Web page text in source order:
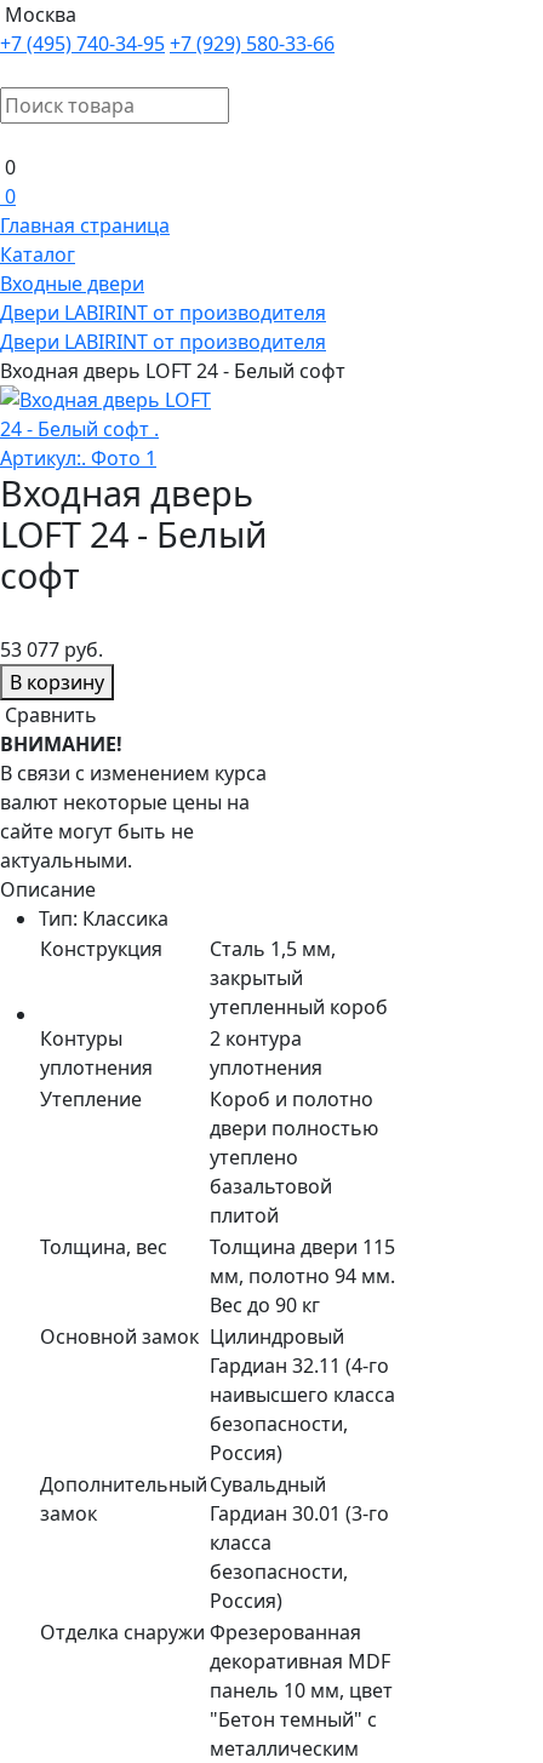
Москва
+7 (495) 740-34-95+7 (929) 580-33-66
0
0
Главная страница
Каталог
Входные двери
Двери LABIRINT от производителя
Двери LABIRINT от производителя
Входная дверь LOFT 24 - Белый софт
Входная дверь
LOFT 24 - Белый
софт
53 077 руб.
В корзину
Сравнить
ВНИМАНИЕ!
В связи с изменением курса
валют некоторые цены на
сайте могут быть не
актуальными.
Описание
Тип: Классика
Конструкция
Сталь 1,5 мм,
закрытый
утепленный короб
Контуры
уплотнения
2 контура
уплотнения
Утепление
Короб и полотно
двери полностью
утеплено
базальтовой
плитой
Толщина, вес
Толщина двери 115
мм, полотно 94 мм.
Вес до 90 кг
Основной замок Цилиндровый
Гардиан 32.11 (4-го
наивысшего класса
безопасности,
Россия)
Дополнительный
замок
Сувальдный
Гардиан 30.01 (3-го
класса
безопасности,
Россия)
Отделка снаружи Фрезерованная
декоративная MDF
панель 10 мм, цвет
"Бетон темный" с
металлическим